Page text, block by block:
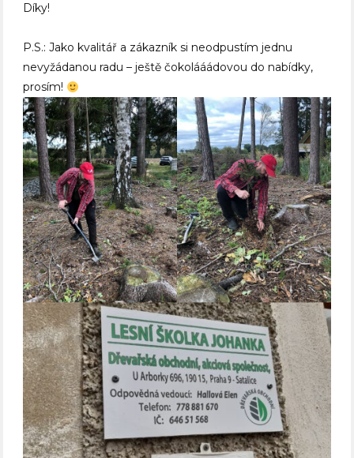
Díky!
P.S.: Jako kvalitář a zákazník si neodpustím jednu
nevyžádanou radu – ještě čokolááádovou do nabídky,
prosím!